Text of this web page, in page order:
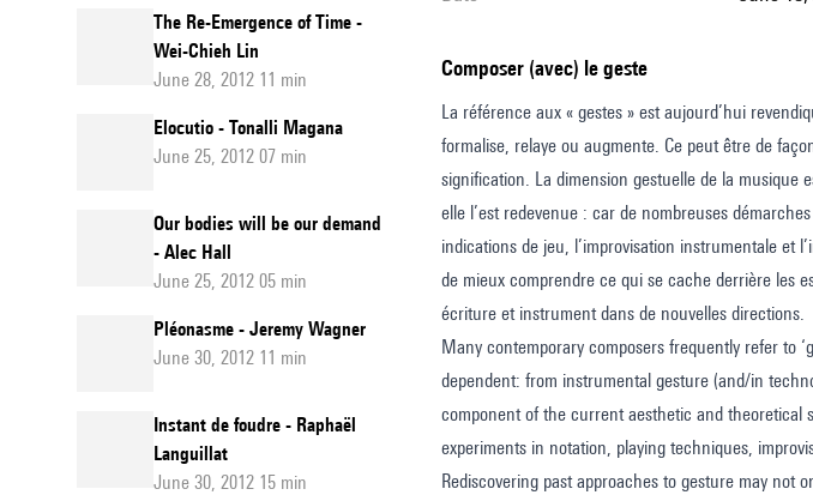
The Re-Emergence of Time -
Wei-Chieh Lin
June 28, 2012 11 min
Elocutio - Tonalli Magana
June 25, 2012 07 min
Our bodies will be our demand
- Alec Hall
June 25, 2012 05 min
Pléonasme - Jeremy Wagner
June 30, 2012 11 min
Instant de foudre - Raphaël
Languillat
June 30, 2012 15 min
Composer (avec) le geste
La référence aux « gestes » est aujourd’hui
formalise, relaye ou augmente. Ce peut être de
signification. La dimension gestuelle de la
elle l’est redevenue : car de nombreuses
indications de jeu, l’improvisation instrumentale et
de mieux comprendre ce qui se cache derrière les
écriture et instrument dans de nouvelles directions.
Many contemporary composers frequently refer to
dependent: from instrumental gesture (and/in
component of the current aesthetic and theoretical
experiments in notation, playing techniques,
Rediscovering past approaches to gesture may